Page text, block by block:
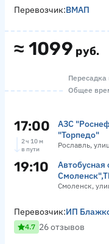
≈ 1099 руб.
Перевозчик:ВМАП
Пересадка
Общее
17:00
АЗС
"Торпедо"
Рославль,
2 ч 10 м
в пути
19:10
Автобусная
Смоленск,
Перевозчик:ИП
4.7 26 отзывов